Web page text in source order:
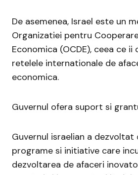
De asemenea, Israel este un
Organizatiei pentru
Economica (OCDE), ceea ce ii
retelele internationale de
economica.
Guvernul ofera suport si
Guvernul israelian a dezvoltat
programe si initiative care
dezvoltarea de afaceri